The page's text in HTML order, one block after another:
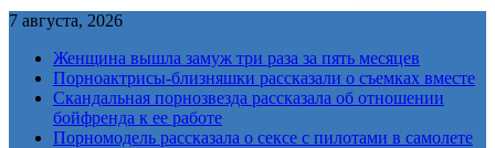
7 августа, 2026
Женщина вышла замуж три раза за пять месяцев
Порноактрисы-близняшки рассказали о съемках вместе
Скандальная порнозвезда рассказала об отношении
бойфренда к ее работе
Порномодель рассказала о сексе с пилотами в самолете